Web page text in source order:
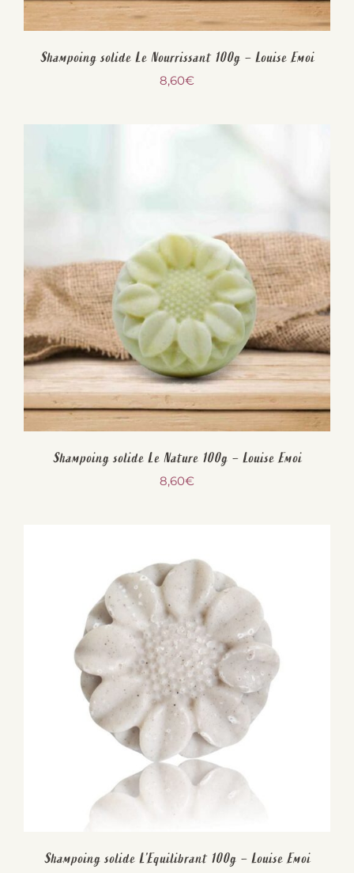
Shampoing solide Le Nourrissant 100g – Louise Emoi
8,60€
Shampoing solide Le Nature 100g – Louise Emoi
8,60€
Shampoing solide L’Equilibrant 100g – Louise Emoi